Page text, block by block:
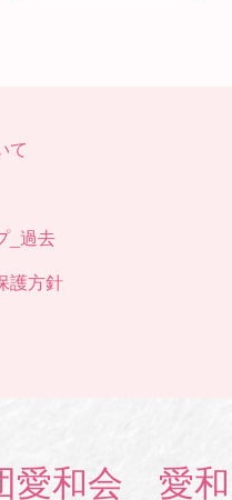
て
_過去
護方針
愛和会 愛